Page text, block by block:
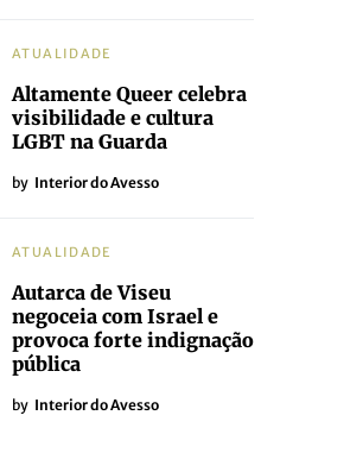
ATUALIDADE
Altamente Queer celebra
visibilidade e cultura
LGBT na Guarda
by Interior do Avesso
ATUALIDADE
Autarca de Viseu
negoceia com Israel e
provoca forte indignação
pública
by Interior do Avesso